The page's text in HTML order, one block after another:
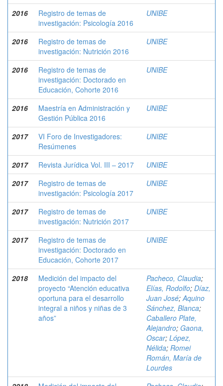
2016
Registro de temas de
investigación: Psicología 2016
UNIBE
2016
Registro de temas de
investigación: Nutrición 2016
UNIBE
2016
Registro de temas de
investigación: Doctorado en
Educación, Cohorte 2016
UNIBE
2016
Maestría en Administración y
Gestión Pública 2016
UNIBE
2017
VI Foro de Investigadores:
Resúmenes
UNIBE
2017 Revista Jurídica Vol. III – 2017
UNIBE
2017
Registro de temas de
investigación: Psicología 2017
UNIBE
2017
Registro de temas de
investigación: Nutrición 2017
UNIBE
2017
Registro de temas de
investigación: Doctorado en
Educación, Cohorte 2017
UNIBE
2018
Medición del impacto del
proyecto “Atención educativa
oportuna para el desarrollo
integral a niños y niñas de 3
años”
Pacheco, Claudia;
Elías, Rodolfo; Díaz,
Juan José;Aquino
Sánchez, Blanca;
Caballero Plate,
Alejandro; Gaona,
Oscar; López,
Nélida; Romei
Román, María de
Lourdes